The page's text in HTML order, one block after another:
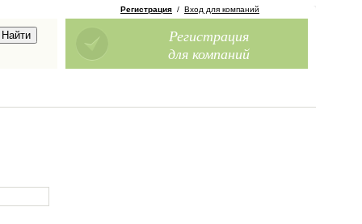
Регистрация / Вход для компаний
Регистрация
для компаний